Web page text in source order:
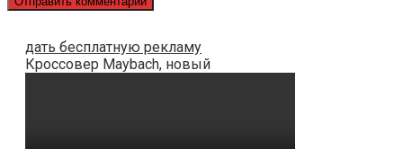
дать бесплатную рекламу
Кроссовер Maybach, новый